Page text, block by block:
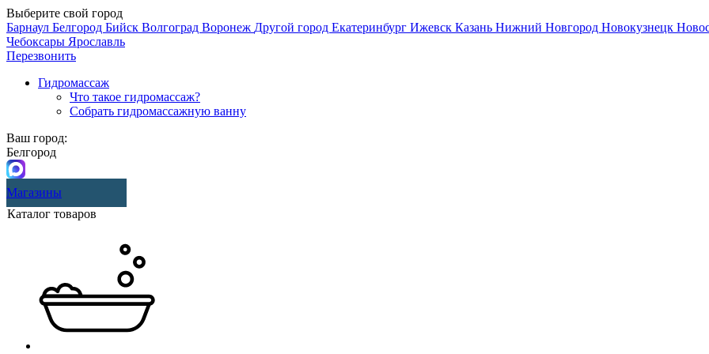
Выберите свой город
Барнаул Белгород Бийск Волгоград Воронеж Другой город Екатеринбург Ижевск Казань Нижний Новгород Новокузнецк
Чебоксары Ярославль
Перезвонить
Гидромассаж
Что такое гидромассаж?
Собрать гидромассажную ванну
Ваш город:
Белгород
Магазины
Каталог товаров